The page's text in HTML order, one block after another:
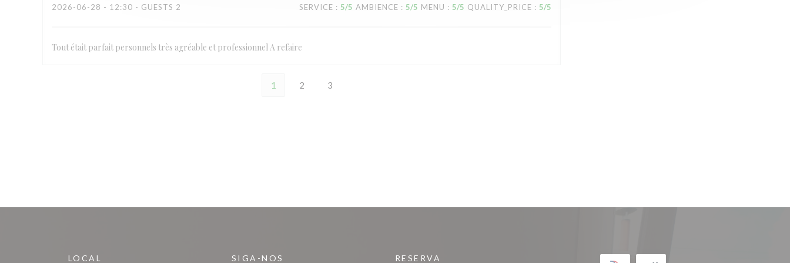
2026-06-28 - 12:30 - GUESTS 2 SERVICE : 5/5 AMBIENCE : 5/5 MENU : 5/5 QUALITY_PRICE : 5/5
Tout était parfait personnels très agréable et professionnel A refaire
1 2 3
LOCAL SIGA-NOS RESERVA